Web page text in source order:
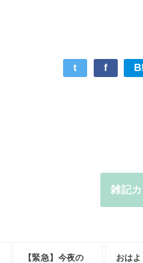
t f B!
雑記
【緊急】今夜の
おは